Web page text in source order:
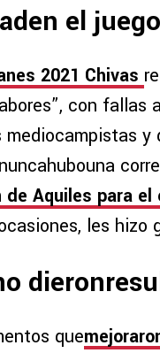
el
2021 Chivas
con fallas
Aquiles para el
les hizo
que